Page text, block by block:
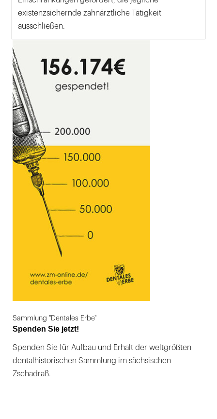
existenzsichernde zahnärztliche Tätigkeit
ausschließen.
Sammlung "Dentales Erbe"
Spenden Sie jetzt!
Spenden Sie für Aufbau und Erhalt der weltgrößten
dentalhistorischen Sammlung im sächsischen
Zschadraß.